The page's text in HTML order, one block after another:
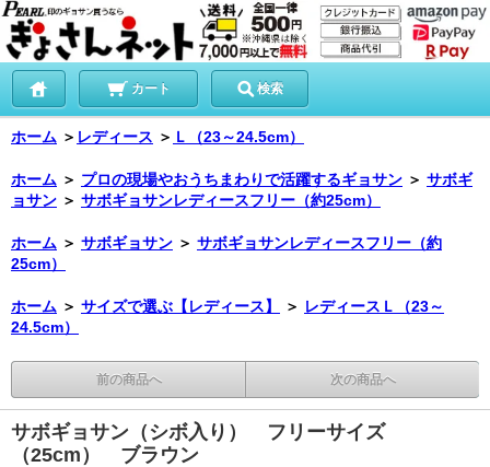
カート 検索
ホーム ＞ レディース ＞ Ｌ（23～24.5cm）
ホーム ＞ プロの現場やおうちまわりで活躍するギョサン ＞ サボギ
ョサン ＞ サボギョサンレディースフリー（約25cm）
ホーム ＞ サボギョサン ＞ サボギョサンレディースフリー（約
25cm）
ホーム ＞ サイズで選ぶ【レディース】 ＞ レディースＬ（23～
24.5cm）
前の商品へ 次の商品へ
サボギョサン（シボ入り） フリーサイズ
（25cm） ブラウン